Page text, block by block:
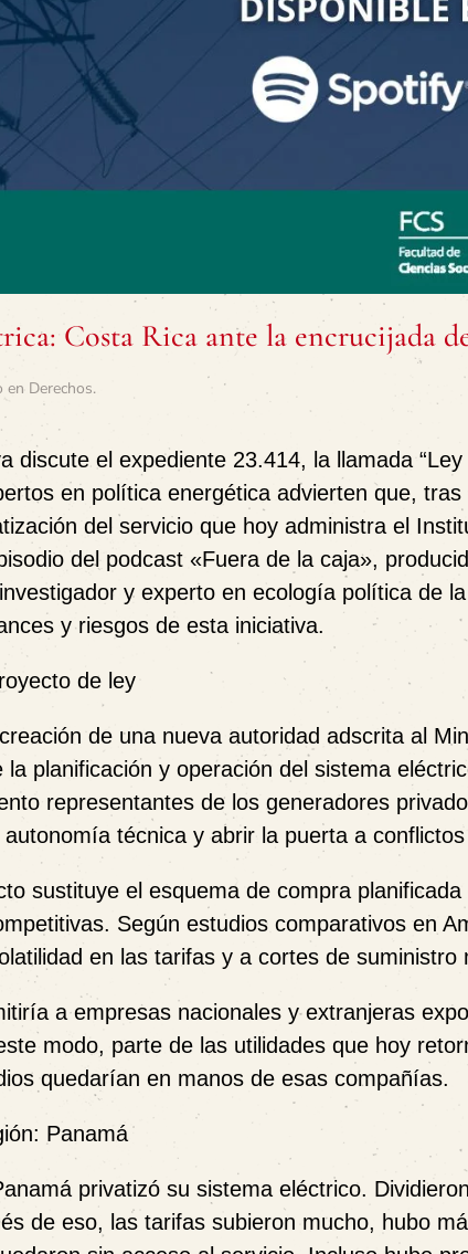
Costa Rica ante la encrucijada
en Derechos.
discute el expediente 23.414, la llamada
en política energética advierten que,
del servicio que hoy administra el
del podcast «Fuera de la caja»,
y experto en ecología política de
y riesgos de esta iniciativa.
de ley
de una nueva autoridad adscrita al
la planificación y operación del sistema
representantes de los generadores
técnica y abrir la puerta a
sustituye el esquema de compra
Según estudios comparativos en
en las tarifas y a cortes de suministro
a empresas nacionales y extranjeras
modo, parte de las utilidades que hoy
quedarían en manos de esas compañías.
Panamá
privatizó su sistema eléctrico.
de eso, las tarifas subieron mucho, hubo